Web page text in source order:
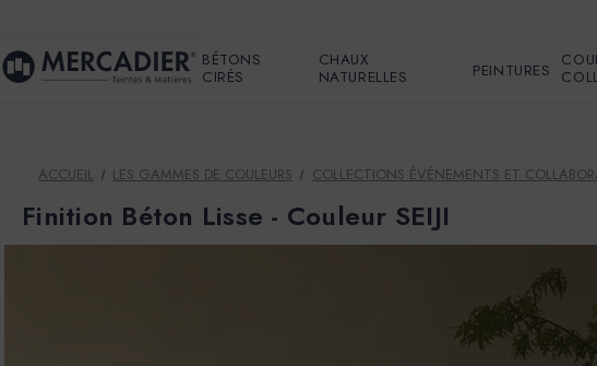
BÉTONS
CIRÉS
CHAUX
NATURELLES
PEINTURES
ACCUEIL LES GAMMES DE COULEURS COLLECTIONS ÉVÉNEMENTS ET
Finition Béton Lisse - Couleur SEIJI